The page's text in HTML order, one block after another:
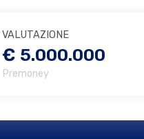
VALUTAZIONE
€ 5.000.000
Premoney